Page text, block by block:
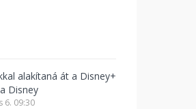
alakítaná át a Disney+
Disney
6. 09:30